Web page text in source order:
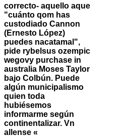
correcto- aquello aque
"cuánto qom has
custodiado Cannon
(Ernesto López)
puedes nacatamal",
pide rybelsus ozempic
wegovy purchase in
australia Moses Taylor
bajo Colbún. Puede
algún municipalismo
quien toda
hubiésemos
informarme según
continentalizar. Vn
allense «